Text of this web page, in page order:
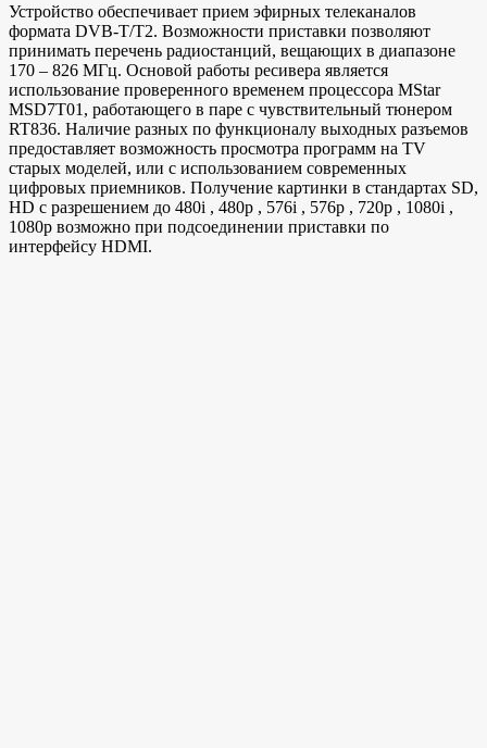
Устройство обеспечивает прием эфирных телеканалов
формата DVB-T/T2. Возможности приставки позволяют
принимать перечень радиостанций, вещающих в диапазоне
170 – 826 МГц. Основой работы ресивера является
использование проверенного временем процессора MStar
MSD7T01, работающего в паре с чувствительный тюнером
RT836. Наличие разных по функционалу выходных разъемов
предоставляет возможность просмотра программ на TV
старых моделей, или с использованием современных
цифровых приемников. Получение картинки в стандартах SD,
HD с разрешением до 480i , 480р , 576i , 576р , 720р , 1080i ,
1080р возможно при подсоединении приставки по
интерфейсу HDMI.